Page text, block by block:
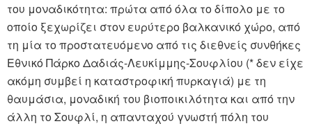
του μοναδικότητα: πρώτα από όλα το δίπολο με το
οποίο ξεχωρίζει στον ευρύτερο βαλκανικό χώρο, από
τη μία το προστατευόμενο από τις διεθνείς συνθήκες
Εθνικό Πάρκο Δαδιάς-Λευκίμμης-Σουφλίου (* δεν είχε
ακόμη συμβεί η καταστροφική πυρκαγιά) με τη
θαυμάσια, μοναδική του βιοποικιλότητα και από την
άλλη το Σουφλί, η απανταχού γνωστή πόλη του